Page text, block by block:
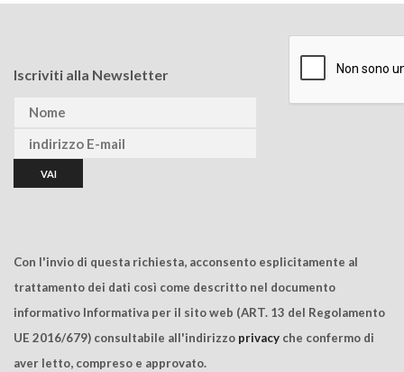
Iscriviti alla Newsletter
Con l'invio di questa richiesta, acconsento esplicitamente al
trattamento dei dati così come descritto nel documento
informativo Informativa per il sito web (ART. 13 del Regolamento
UE 2016/679) consultabile all'indirizzo privacy che confermo di
aver letto, compreso e approvato.